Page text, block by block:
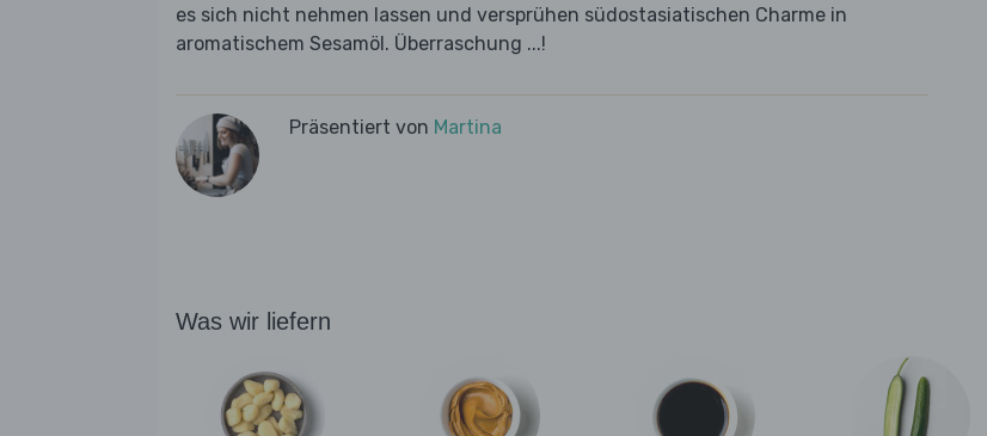
es sich nicht nehmen lassen und versprühen südostasiatischen Charme in
aromatischem Sesamöl. Überraschung ...!
Präsentiert von Martina
Was wir liefern